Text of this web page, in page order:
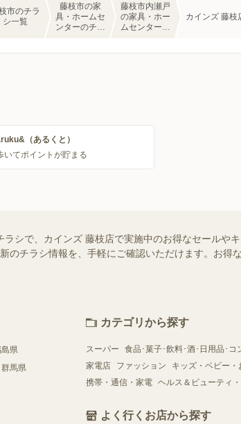
市のチラ
シ一覧
藤枝市の家
具・ホームセ
ンターのチラ
藤枝市内瀬戸
の家具・ホー
ムセンターの
カインズ 藤枝
（あるくと）
いてポイントが貯まる
シで、カインズ 藤枝店で実施中のお得なセールや
のチラシ情報を、手軽にご確認いただけます。お得
県
群馬県
カテゴリから探す
スーパー
食品･菓子･飲料･酒･日用品･コ
家電店
ファッション
キッズ・ベビー・
携帯・通信・家電 ヘルス＆ビューティ
よく行くお店から探す